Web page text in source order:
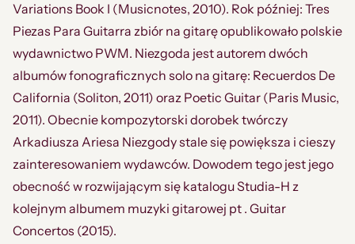
Variations Book I (Musicnotes, 2010). Rok później: Tres
Piezas Para Guitarra zbiór na gitarę opublikowało polskie
wydawnictwo PWM. Niezgoda jest autorem dwóch
albumów fonograficznych solo na gitarę: Recuerdos De
California (Soliton, 2011) oraz Poetic Guitar (Paris Music,
2011). Obecnie kompozytorski dorobek twórczy
Arkadiusza Ariesa Niezgody stale się powiększa i cieszy
zainteresowaniem wydawców. Dowodem tego jest jego
obecność w rozwijającym się katalogu Studia-H z
kolejnym albumem muzyki gitarowej pt . Guitar
Concertos (2015).